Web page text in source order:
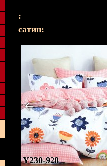
:
cатин:
Y230-928